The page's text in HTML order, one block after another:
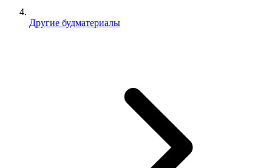
Другие будматериалы